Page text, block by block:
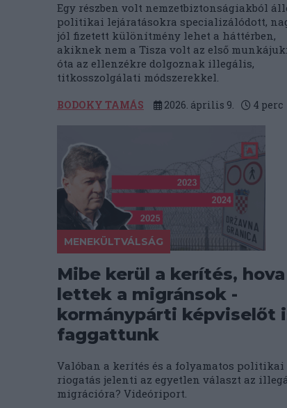
Egy részben volt nemzetbiztonságiakból
politikai lejáratásokra specializálódott,
jól fizetett különítmény lehet a háttérben,
akiknek nem a Tisza volt az első
óta az ellenzékre dolgoznak illegális,
titkosszolgálati módszerekkel.
BODOKY TAMÁS 2026. április 9. 4 perc
MENEKÜLTVÁLSÁG
Mibe kerül a kerítés, hova
lettek a migránsok -
kormánypárti képviselőt
faggattunk
Valóban a kerítés és a folyamatos politikai
riogatás jelenti az egyetlen választ az
migrációra? Videóriport.